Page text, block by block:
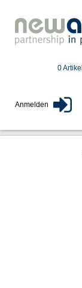
0 Artikel
Anmelden